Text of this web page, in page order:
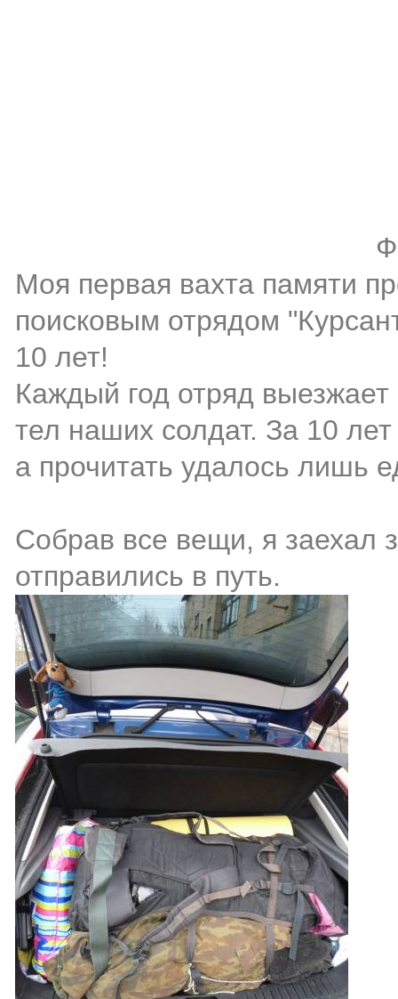
Моя первая вахта памяти
поисковым отрядом
10 лет!
Каждый год отряд
тел наших солдат. За 10
а прочитать удалось лишь
Собрав все вещи, я заехал
отправились в путь.